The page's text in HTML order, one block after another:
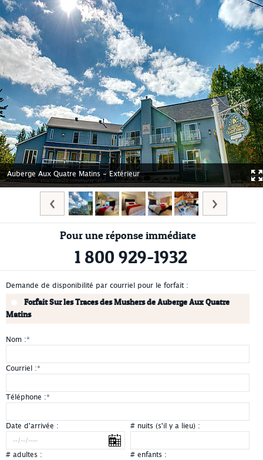
Auberge Aux Quatre Matins - Extérieur
Pour une réponse immédiate
1 800 929-1932
Demande de disponibilité par courriel pour le forfait :
Forfait Sur les Traces des Mushers de Auberge Aux Quatre
Matins
Nom :*
Courriel :*
Téléphone :*
Date d'arrivée : # nuits (s'il y a lieu) :
# adultes : # enfants :